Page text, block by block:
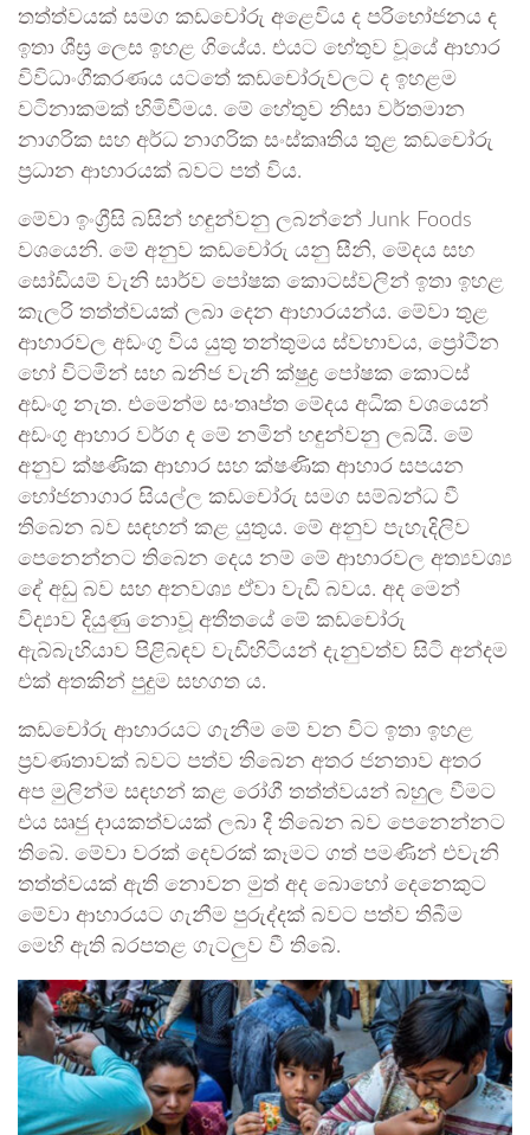
තත්ත්වයක් සමග කඩචෝරු අළෙවිය ද පරිභෝජනය ද
ඉතා ශීඝ්‍ර ලෙස ඉහළ ගියේය. එයට හේතුව වූයේ ආහාර
විවිධාංගීකරණය යටතේ කඩචෝරුවලට ද ඉහළම
වටිනාකමක් හිමිවීමය. මේ හේතුව නිසා වර්තමාන
නාගරික සහ අර්ධ නාගරික සංස්කෘතිය තුළ කඩචෝරු
ප්‍රධාන ආහාරයක් බවට පත් විය.
මේවා ඉංග්‍රීසි බසින් හඳුන්වනු ලබන්නේ Junk Foods
වශයෙනි. මේ අනුව කඩචෝරු යනු සීනි, මේදය සහ
සෝඩියම් වැනි සාර්ව පෝෂක කොටස්වලින් ඉතා ඉහළ
කැලරි තත්ත්වයක් ලබා දෙන ආහාරයන්ය. මේවා තුළ
ආහාරවල අඩංගු විය යුතු තන්තුමය ස්වභාවය, ප්‍රෝටීන
හෝ විටමින් සහ ඛනිජ වැනි ක්ෂුද්‍ර පෝෂක කොටස්
අඩංගු නැත. එමෙන්ම සංතෘප්ත මේදය අධික වශයෙන්
අඩංගු ආහාර වර්ග ද මේ නමින් හඳුන්වනු ලබයි. මේ
අනුව ක්ෂණික ආහාර සහ ක්ෂණික ආහාර සපයන
භෝජනාගාර සියල්ල කඩචෝරු සමග සම්බන්ධ වී
තිබෙන බව සඳහන් කළ යුතුය. මේ අනුව පැහැදිලිව
පෙනෙන්නට තිබෙන දෙය නම් මේ ආහාරවල අත්‍යවශ්‍ය
දේ අඩු බව සහ අනවශ්‍ය ඒවා වැඩි බවය. අද මෙන්
විද්‍යාව දියුණු නොවූ අතීතයේ මේ කඩචෝරු
ඇබ්බැහියාව පිළිබඳව වැඩිහිටියන් දැනුවත්ව සිටි අන්දම
එක් අතකින් පුදුම සහගත ය.
කඩචෝරු ආහාරයට ගැනීම මේ වන විට ඉතා ඉහළ
ප්‍රවණතාවක් බවට පත්ව තිබෙන අතර ජනතාව අතර
අප මුලින්ම සඳහන් කළ රෝගී තත්ත්වයන් බහුල වීමට
එය ඍජු දායකත්වයක් ලබා දී තිබෙන බව පෙනෙන්නට
තිබේ. මේවා වරක් දෙවරක් කෑමට ගත් පමණින් එවැනි
තත්ත්වයක් ඇති නොවන මුත් අද බොහෝ දෙනෙකුට
මේවා ආහාරයට ගැනීම පුරුද්දක් බවට පත්ව තිබීම
මෙහි ඇති බරපතළ ගැටලුව වී තිබේ.